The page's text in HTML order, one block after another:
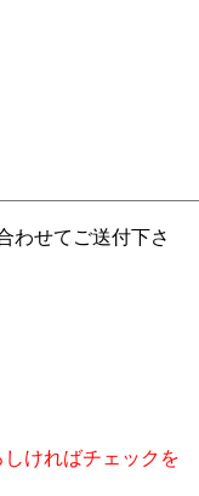
わせてご送付下さ
ければチェックを